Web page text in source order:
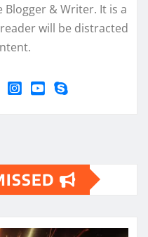
Blogger & Writer. It is a
will be distracted